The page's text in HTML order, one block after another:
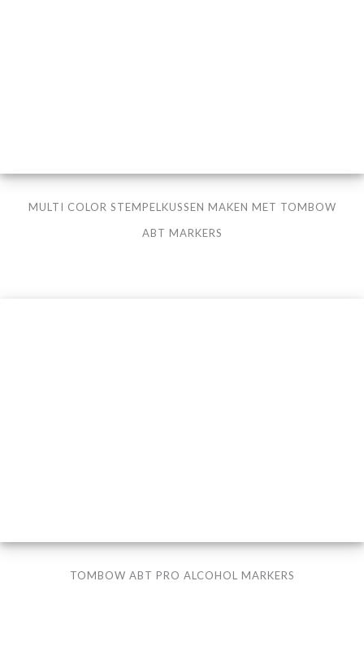
MULTI COLOR STEMPELKUSSEN MAKEN MET TOMBOW
ABT MARKERS
TOMBOW ABT PRO ALCOHOL MARKERS